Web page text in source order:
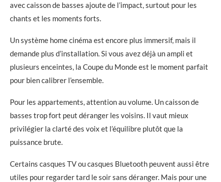
avec caisson de basses ajoute de l’impact, surtout pour les
chants et les moments forts.
Un système home cinéma est encore plus immersif, mais il
demande plus d’installation. Si vous avez déjà un ampli et
plusieurs enceintes, la Coupe du Monde est le moment parfait
pour bien calibrer l’ensemble.
Pour les appartements, attention au volume. Un caisson de
basses trop fort peut déranger les voisins. Il vaut mieux
privilégier la clarté des voix et l’équilibre plutôt que la
puissance brute.
Certains casques TV ou casques Bluetooth peuvent aussi être
utiles pour regarder tard le soir sans déranger. Mais pour une